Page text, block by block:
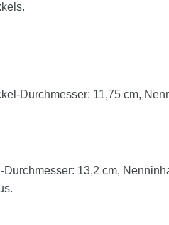
Durchmesser: 11,75 cm,
13,2 cm,